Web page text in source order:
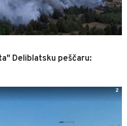
Deliblatsku peščaru:
2